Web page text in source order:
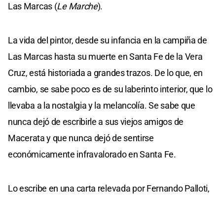
Las Marcas (Le Marche).
La vida del pintor, desde su infancia en la campiña de
Las Marcas hasta su muerte en Santa Fe de la Vera
Cruz, está historiada a grandes trazos. De lo que, en
cambio, se sabe poco es de su laberinto interior, que lo
llevaba a la nostalgia y la melancolía. Se sabe que
nunca dejó de escribirle a sus viejos amigos de
Macerata y que nunca dejó de sentirse
económicamente infravalorado en Santa Fe.
Lo escribe en una carta relevada por Fernando Palloti,